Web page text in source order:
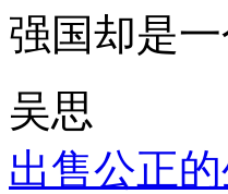
强国却是
吴思
出售公正的